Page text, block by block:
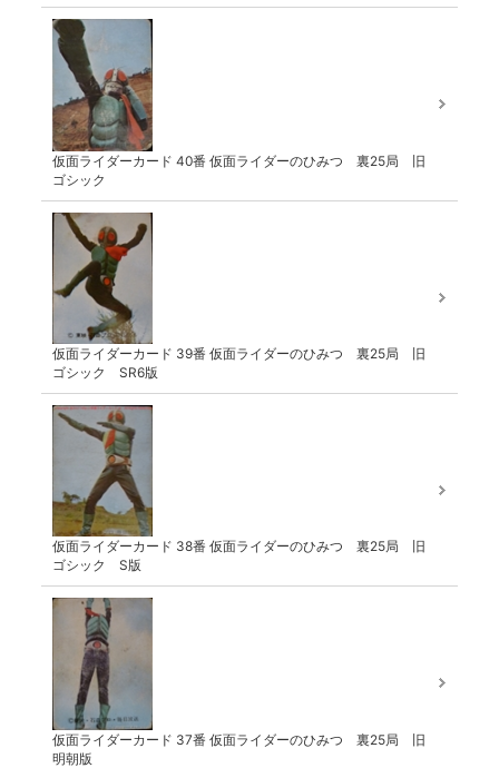
仮面ライダーカード 40番 仮面ライダーのひみつ 裏25局 旧
ゴシック
仮面ライダーカード 39番 仮面ライダーのひみつ 裏25局 旧
ゴシック SR6版
仮面ライダーカード 38番 仮面ライダーのひみつ 裏25局 旧
ゴシック S版
仮面ライダーカード 37番 仮面ライダーのひみつ 裏25局 旧
明朝版